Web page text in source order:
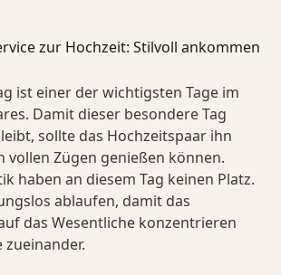
ist einer der wichtigsten Tage im
Damit dieser besondere Tag
sollte das Hochzeitspaar ihn
vollen Zügen genießen können.
haben an diesem Tag keinen Platz.
ablaufen, damit das
das Wesentliche konzentrieren
zueinander.